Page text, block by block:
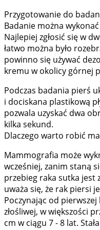
Przygotowanie do
Badanie można
Najlepiej zgłosić się w
łatwo można było
powinno się używać
kremu w okolicy górnej
Podczas badania pierś
i dociskana plastikową
pozwala uzyskać dwa
kilka sekund.
Dlaczego warto robić
Mammografia może
wcześniej, zanim staną
przebieg raka sutka jest
uważa się, że rak piersi
Poczynając od
złośliwej, w większości
cm w ciągu 7 - 8 lat.